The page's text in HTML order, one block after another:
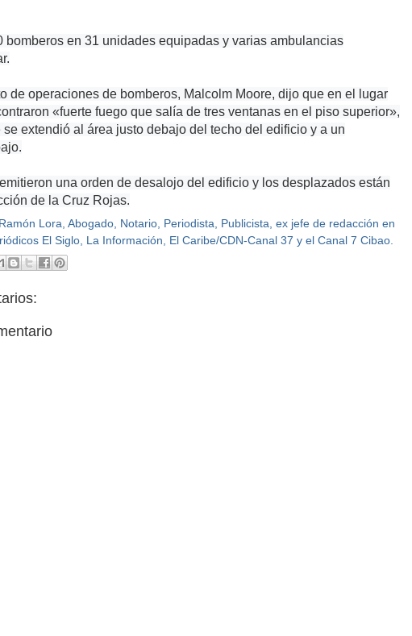
bomberos en 31 unidades equipadas y varias ambulancias
de operaciones de bomberos, Malcolm Moore, dijo que en el lugar
«fuerte fuego que salía de tres ventanas en el piso superior»,
extendió al área justo debajo del techo del edificio y a un
una orden de desalojo del edificio y los desplazados están
de la Cruz Rojas.
Lora, Abogado, Notario, Periodista, Publicista, ex jefe de redacción en
El Siglo, La Información, El Caribe/CDN-Canal 37 y el Canal 7 Cibao.